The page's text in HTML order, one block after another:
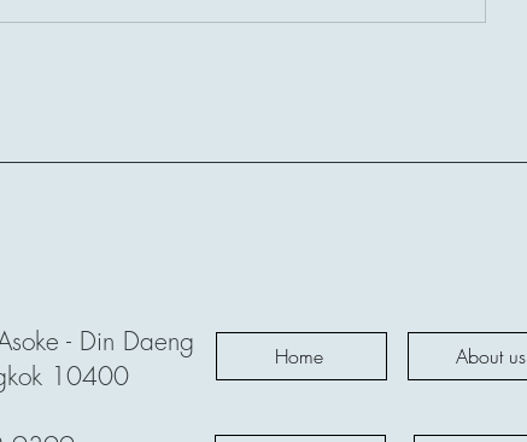
- Din Daeng Rd.,
10400
Home About us